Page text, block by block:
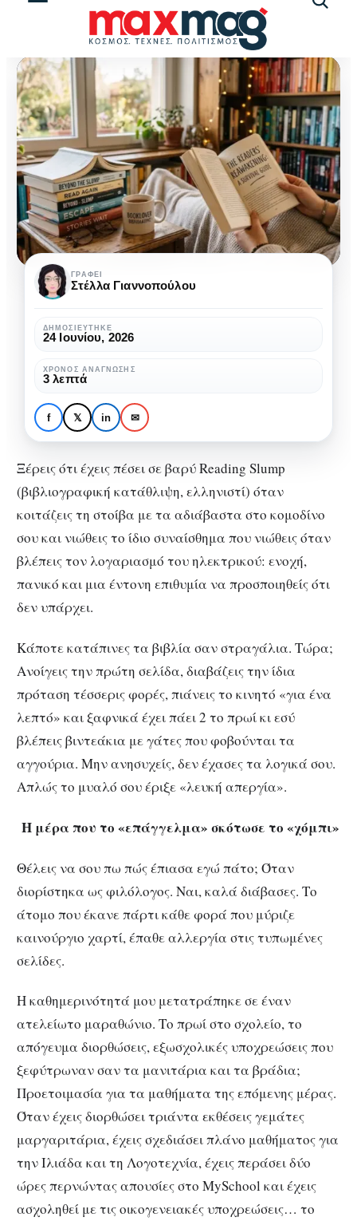
Πώς να αναστήσεις τη
βιβλιοφάγο μέσα σου:
Οδηγός επιβίωσης από ένα
βάρβαρο Reading Slump
Πώς
αναστήσεις
βιβλιοφάγο
μέσα
σου:
Οδηγός
από
ένα
βάρβαρο
Reading
Slump
ΓΡΆΦΕΙ
Στέλλα Γιαννοπούλου
ΔΗΜΟΣΙΕΎΤΗΚΕ
24 Ιουνίου, 2026
ΧΡΌΝΟΣ ΑΝΆΓΝΩΣΗΣ
3 λεπτά
f 𝕏 in ✉
Ξέρεις ότι έχεις πέσει σε βαρύ Reading Slump
(βιβλιογραφική κατάθλιψη, ελληνιστί) όταν
κοιτάζεις τη στοίβα με τα αδιάβαστα στο κομοδίνο
σου και νιώθεις το ίδιο συναίσθημα που νιώθεις όταν
βλέπεις τον λογαριασμό του ηλεκτρικού: ενοχή,
πανικό και μια έντονη επιθυμία να προσποιηθείς ότι
δεν υπάρχει.
Κάποτε κατάπινες τα βιβλία σαν στραγάλια. Τώρα;
Ανοίγεις την πρώτη σελίδα, διαβάζεις την ίδια
πρόταση τέσσερις φορές, πιάνεις το κινητό «για ένα
λεπτό» και ξαφνικά έχει πάει 2 το πρωί κι εσύ
βλέπεις βιντεάκια με γάτες που φοβούνται τα
αγγούρια. Μην ανησυχείς, δεν έχασες τα λογικά σου.
Απλώς το μυαλό σου έριξε «λευκή απεργία».
Η μέρα που το «επάγγελμα» σκότωσε το «χόμπι»
Θέλεις να σου πω πώς έπιασα εγώ πάτο; Όταν
διορίστηκα ως φιλόλογος. Ναι, καλά διάβασες. Το
άτομο που έκανε πάρτι κάθε φορά που μύριζε
καινούργιο χαρτί, έπαθε αλλεργία στις τυπωμένες
σελίδες.
Η καθημερινότητά μου μετατράπηκε σε έναν
ατελείωτο μαραθώνιο. Το πρωί στο σχολείο, το
απόγευμα διορθώσεις, εξωσχολικές υποχρεώσεις που
ξεφύτρωναν σαν τα μανιτάρια και τα βράδια;
Προετοιμασία για τα μαθήματα της επόμενης μέρας.
Όταν έχεις διορθώσει τριάντα εκθέσεις γεμάτες
μαργαριτάρια, έχεις σχεδιάσει πλάνο μαθήματος για
την Ιλιάδα και τη Λογοτεχνία, έχεις περάσει δύο
ώρες περνώντας απουσίες στο MySchool και έχεις
ασχοληθεί με τις οικογενειακές υποχρεώσεις… το